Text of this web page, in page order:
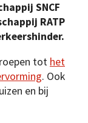
SNCF
RATP
tot het
. Ook
en bij